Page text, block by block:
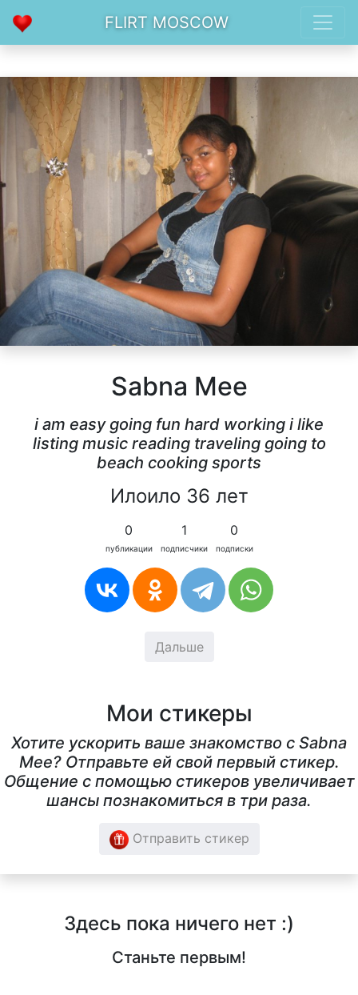
FLIRT MOSCOW
Sabna Mee
i am easy going fun hard working i like
listing music reading traveling going to
beach cooking sports
Илоило 36 лет
0
публикации
1
подписчики
0
подписки
Дальше
Мои стикеры
Хотите ускорить ваше знакомство с Sabna
Mee? Отправьте ей свой первый стикер.
Общение с помощью стикеров увеличивает
шансы познакомиться в три раза.
Отправить стикер
Здесь пока ничего нет :)
Станьте первым!